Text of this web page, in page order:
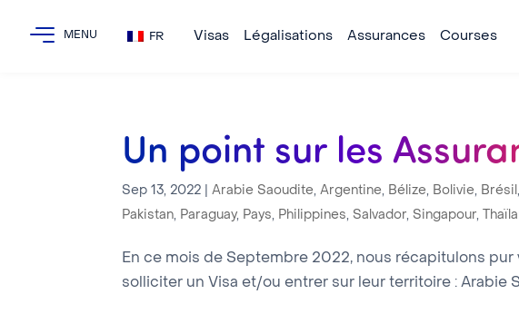
FR Visas Légalisations Assurances Courses
Un point sur les
Sep 13, 2022 |Arabie Saoudite,Argentine, Bélize, Bolivie, Brésil
Pakistan, Paraguay, Pays, Philippines, Salvador, Singapour,
En ce mois de Septembre 2022, nous récapitulons
solliciter un Visa et/ou entrer sur leur territoire : Arabie